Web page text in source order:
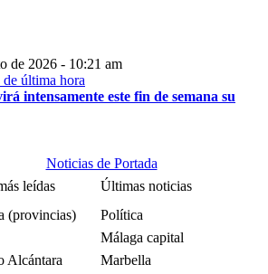
de 2026 - 10:21 am
intensamente este fin de semana su
Noticias de Portada
leídas
Últimas noticias
(provincias)
Política
Málaga capital
Alcántara
Marbella